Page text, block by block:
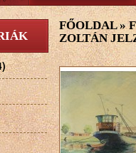
FŐOLDAL»
ZOLTÁN